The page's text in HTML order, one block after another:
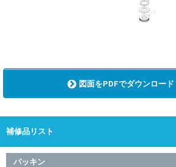
図面をPDFでダウンロード
補修品リスト
パッキン